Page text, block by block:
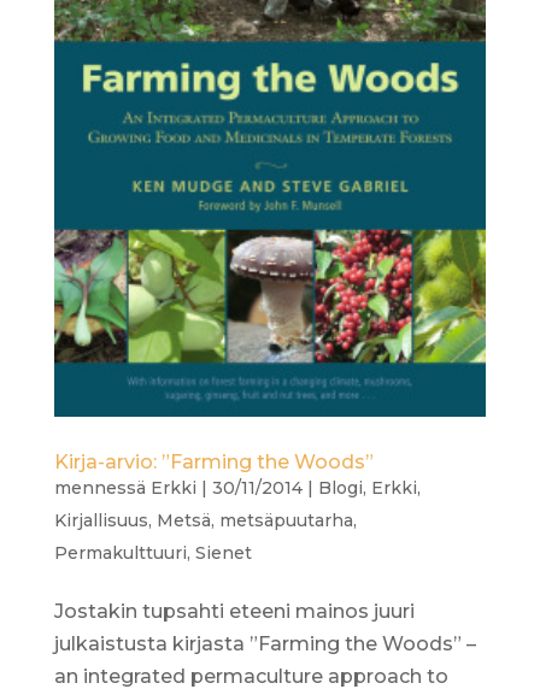
Kirja-arvio: ”Farming the Woods”
mennessä Erkki | 30/11/2014| Blogi, Erkki,
Kirjallisuus, Metsä, metsäpuutarha,
Permakulttuuri, Sienet
Jostakin tupsahti eteeni mainos juuri
julkaistusta kirjasta ”Farming the Woods” –
an integrated permaculture approach to